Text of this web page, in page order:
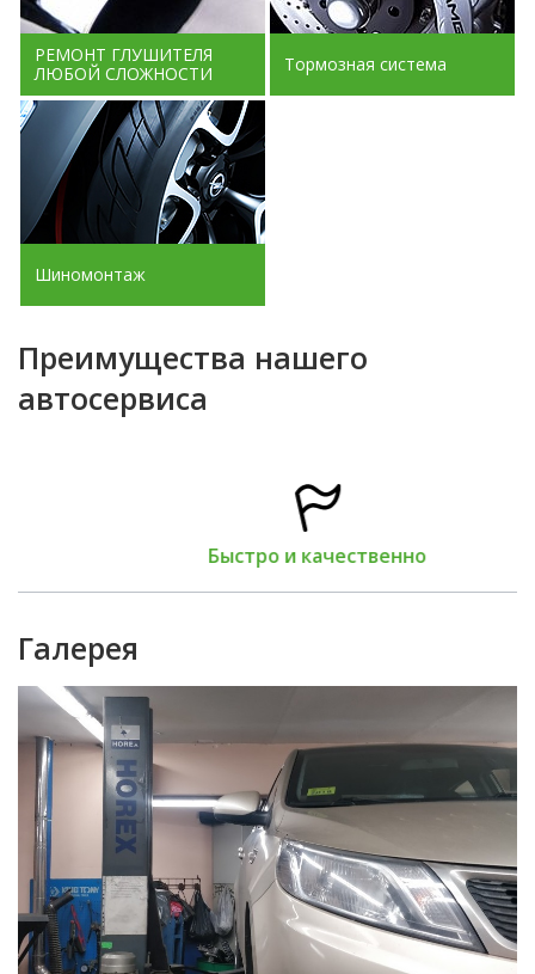
РЕМОНТ ГЛУШИТЕЛЯ
ЛЮБОЙ СЛОЖНОСТИ
Тормозная система
Шиномонтаж
Преимущества нашего
автосервиса
Быстро и качественно
Галерея